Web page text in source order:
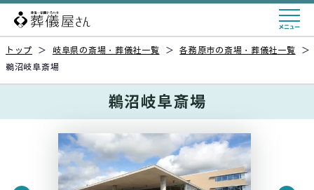
トップ ＞ 岐阜県の斎場・葬儀社一覧 ＞ 各務原市の斎場・葬儀社一覧
＞
鵜沼岐阜斎場
鵜沼岐阜斎場